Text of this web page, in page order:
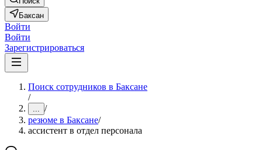
Баксан
Войти
Войти
Зарегистрироваться
Поиск сотрудников в Баксане
/
... /
резюме в Баксане/
ассистент в отдел персонала